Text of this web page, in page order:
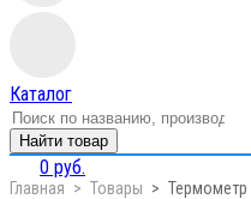
Каталог
Найти товар
0 руб.
Главная Товары Термометр